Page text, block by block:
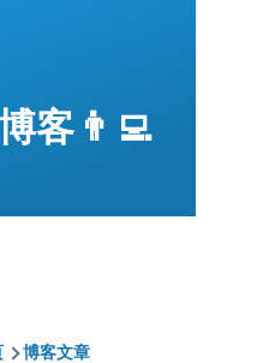
客👨‍💻
博客文章